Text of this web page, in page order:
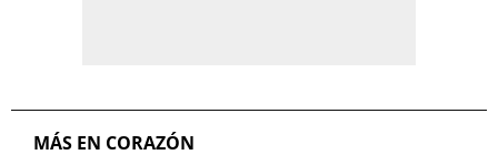
MÁS EN CORAZÓN